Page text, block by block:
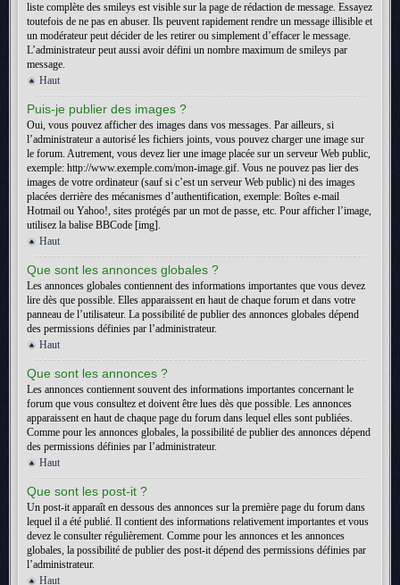
liste complète des smileys est visible sur la page de rédaction de message. Essayez
toutefois de ne pas en abuser. Ils peuvent rapidement rendre un message illisible et
un modérateur peut décider de les retirer ou simplement d’effacer le message.
L’administrateur peut aussi avoir défini un nombre maximum de smileys par
message.
Haut
Puis-je publier des images ?
Oui, vous pouvez afficher des images dans vos messages. Par ailleurs, si
l’administrateur a autorisé les fichiers joints, vous pouvez charger une image sur
le forum. Autrement, vous devez lier une image placée sur un serveur Web public,
exemple: http://www.exemple.com/mon-image.gif. Vous ne pouvez pas lier des
images de votre ordinateur (sauf si c’est un serveur Web public) ni des images
placées derrière des mécanismes d’authentification, exemple: Boîtes e-mail
Hotmail ou Yahoo!, sites protégés par un mot de passe, etc. Pour afficher l’image,
utilisez la balise BBCode [img].
Haut
Que sont les annonces globales ?
Les annonces globales contiennent des informations importantes que vous devez
lire dès que possible. Elles apparaissent en haut de chaque forum et dans votre
panneau de l’utilisateur. La possibilité de publier des annonces globales dépend
des permissions définies par l’administrateur.
Haut
Que sont les annonces ?
Les annonces contiennent souvent des informations importantes concernant le
forum que vous consultez et doivent être lues dès que possible. Les annonces
apparaissent en haut de chaque page du forum dans lequel elles sont publiées.
Comme pour les annonces globales, la possibilité de publier des annonces dépend
des permissions définies par l’administrateur.
Haut
Que sont les post-it ?
Un post-it apparaît en dessous des annonces sur la première page du forum dans
lequel il a été publié. Il contient des informations relativement importantes et vous
devez le consulter régulièrement. Comme pour les annonces et les annonces
globales, la possibilité de publier des post-it dépend des permissions définies par
l’administrateur.
Haut